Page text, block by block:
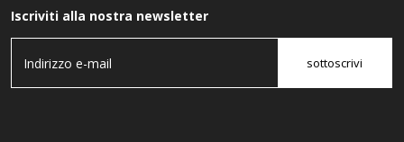
Iscriviti alla nostra newsletter
sottoscrivi